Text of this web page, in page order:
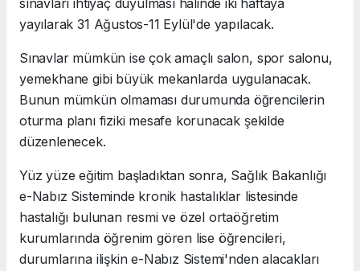
sınavları ihtiyaç duyulması halinde iki haftaya
yayılarak 31 Ağustos-11 Eylül'de yapılacak.
Sınavlar mümkün ise çok amaçlı salon, spor salonu,
yemekhane gibi büyük mekanlarda uygulanacak.
Bunun mümkün olmaması durumunda öğrencilerin
oturma planı fiziki mesafe korunacak şekilde
düzenlenecek.
Yüz yüze eğitim başladıktan sonra, Sağlık Bakanlığı
e-Nabız Sisteminde kronik hastalıklar listesinde
hastalığı bulunan resmi ve özel ortaöğretim
kurumlarında öğrenim gören lise öğrencileri,
durumlarına ilişkin e-Nabız Sistemi'nden alacakları